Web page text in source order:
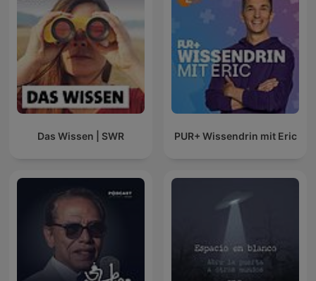
Das Wissen | SWR PUR+ Wissendrin mit Eric